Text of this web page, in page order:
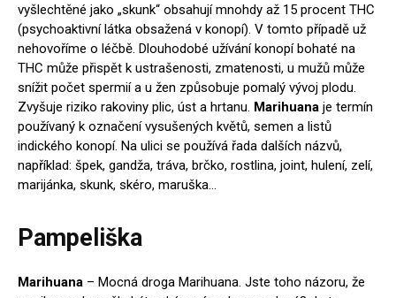
vyšlechtěné jako „skunk“ obsahují mnohdy až 15 procent THC
(psychoaktivní látka obsažená v konopí). V tomto případě už
nehovoříme o léčbě. Dlouhodobé užívání konopí bohaté na
THC může přispět k ustrašenosti, zmatenosti, u mužů může
snížit počet spermií a u žen způsobuje pomalý vývoj plodu.
Zvyšuje riziko rakoviny plic, úst a hrtanu. Marihuana je termín
používaný k označení vysušených květů, semen a listů
indického konopí. Na ulici se používá řada dalších názvů,
například: špek, gandža, tráva, brčko, rostlina, joint, hulení, zelí,
marijánka, skunk, skéro, maruška…
Pampeliška
Marihuana – Mocná droga Marihuana. Jste toho názoru, že